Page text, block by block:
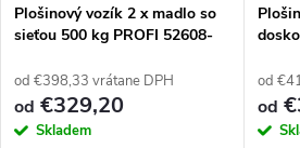
Plošinový vozík 2 x madlo so
sieťou 500 kg PROFI 52608-
od €398,33 vrátane DPH
od €329,20
Skladem
od
od